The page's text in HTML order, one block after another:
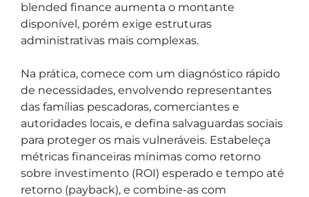
blended finance aumenta o montante
disponível, porém exige estruturas
administrativas mais complexas.
Na prática, comece com um diagnóstico rápido
de necessidades, envolvendo representantes
das famílias pescadoras, comerciantes e
autoridades locais, e defina salvaguardas sociais
para proteger os mais vulneráveis. Estabeleça
métricas financeiras mínimas como retorno
sobre investimento (ROI) esperado e tempo até
retorno (payback), e combine-as com